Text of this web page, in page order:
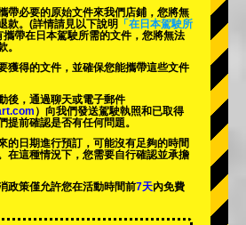
大阪
帶必要的原始文件來我們店鋪，您將無
款。 (詳情請見以下說明
「在日本駕駛所
攜帶在日本駕駛所需的文件，您將無法
。
獲得的文件，並確保您能攜帶這些文件
後，通過聊天或電子郵件
）向我們發送駕駛執照和已取得
提前確認是否有任何問題。
的日期進行預訂，可能沒有足夠的時間
在這種情況下，您需要自行確認並承擔
政策僅允許您在活動時間前7天內免費